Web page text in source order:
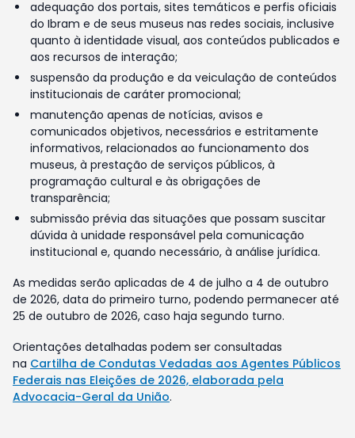
adequação dos portais, sites temáticos e perfis oficiais
do Ibram e de seus museus nas redes sociais, inclusive
quanto à identidade visual, aos conteúdos publicados e
aos recursos de interação;
suspensão da produção e da veiculação de conteúdos
institucionais de caráter promocional;
manutenção apenas de notícias, avisos e
comunicados objetivos, necessários e estritamente
informativos, relacionados ao funcionamento dos
museus, à prestação de serviços públicos, à
programação cultural e às obrigações de
transparência;
submissão prévia das situações que possam suscitar
dúvida à unidade responsável pela comunicação
institucional e, quando necessário, à análise jurídica.
As medidas serão aplicadas de 4 de julho a 4 de outubro
de 2026, data do primeiro turno, podendo permanecer até
25 de outubro de 2026, caso haja segundo turno.
Orientações detalhadas podem ser consultadas
na Cartilha de Condutas Vedadas aos Agentes Públicos
Federais nas Eleições de 2026, elaborada pela
Advocacia-Geral da União.